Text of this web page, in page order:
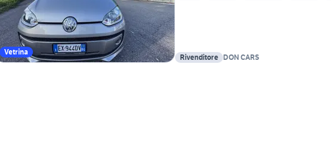
Vetrina
Rivenditore DON CARS